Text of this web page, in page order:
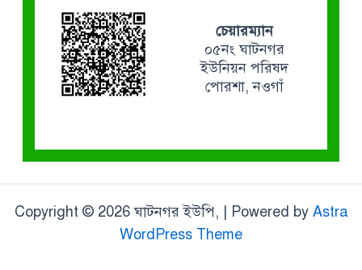
চেয়ারম্যান
০৫নং ঘাটনগর
ইউনিয়ন পরিষদ
পোরশা, নওগাঁ
Copyright © 2026 ঘাটনগর ইউপি, | Powered by Astra
WordPress Theme